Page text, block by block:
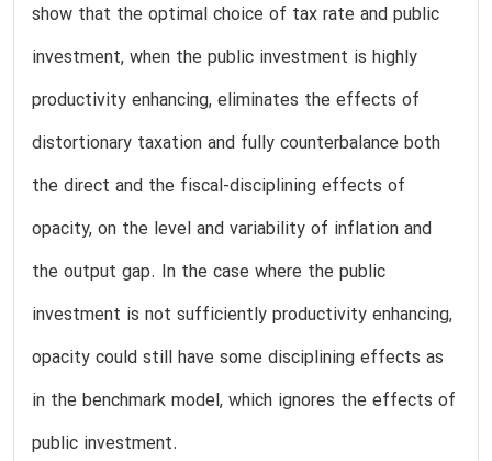
show that the optimal choice of tax rate and public
investment, when the public investment is highly
productivity enhancing, eliminates the effects of
distortionary taxation and fully counterbalance both
the direct and the fiscal-disciplining effects of
opacity, on the level and variability of inflation and
the output gap. In the case where the public
investment is not sufficiently productivity enhancing,
opacity could still have some disciplining effects as
in the benchmark model, which ignores the effects of
public investment.